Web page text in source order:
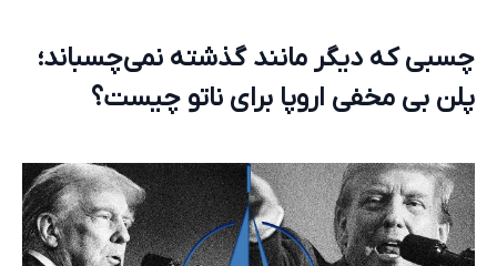
چسبی که دیگر مانند گذشته نمی‌چسباند؛
پلن بی مخفی اروپا برای ناتو چیست؟